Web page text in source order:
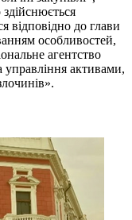
відповідно до глави
особливостей,
агентство
активами,